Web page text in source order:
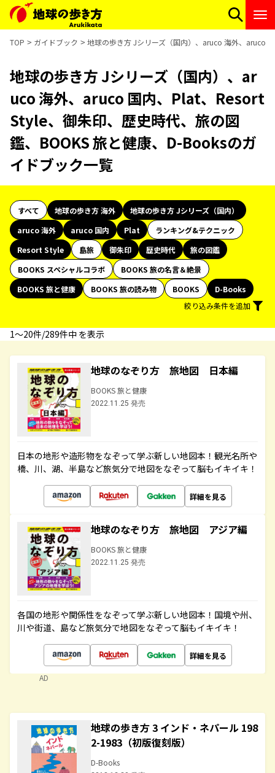
TOP ガイドブック 地球の歩き方 Jシリーズ（国内）、aruco 海外、aruco
地球の歩き方 Jシリーズ（国内）、ar
uco 海外、aruco 国内、Plat、Resort
Style、御朱印、歴史時代、旅の図
鑑、BOOKS 旅と健康、D-Booksのガ
イドブック一覧
すべて 地球の歩き方 海外
地球の歩き方 Jシリーズ（国内）
aruco 海外
aruco 国内 Plat
ランキング&テクニック
Resort Style
島旅 御朱印 歴史時代
旅の図鑑
BOOKS スペシャルコラボ
BOOKS 旅の名言＆絶景
BOOKS 旅と健康
BOOKS 旅の読み物 BOOKS
D-Books
絞り込み条件を追加
1〜20件/289件中 を表示
地球のなぞり方 旅地図 日本編
BOOKS 旅と健康
2022.11.25 発売
日本の地形や造形物をなぞって学ぶ新しい地図本！観光名所や
橋、川、湖、半島など旅気分で地図をなぞって脳もイキイキ！
詳細を見る
地球のなぞり方 旅地図 アジア編
BOOKS 旅と健康
2022.11.25 発売
各国の地形や関係性をなぞって学ぶ新しい地図本！国境や州、
川や街道、島など旅気分で地図をなぞって脳もイキイキ！
詳細を見る
AD
地球の歩き方 3 インド・ネパール 198
2-1983（初版復刻版）
D-Books